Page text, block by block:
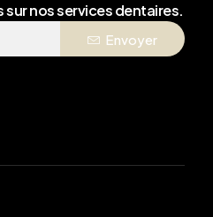
nos services dentaires.
Envoyer